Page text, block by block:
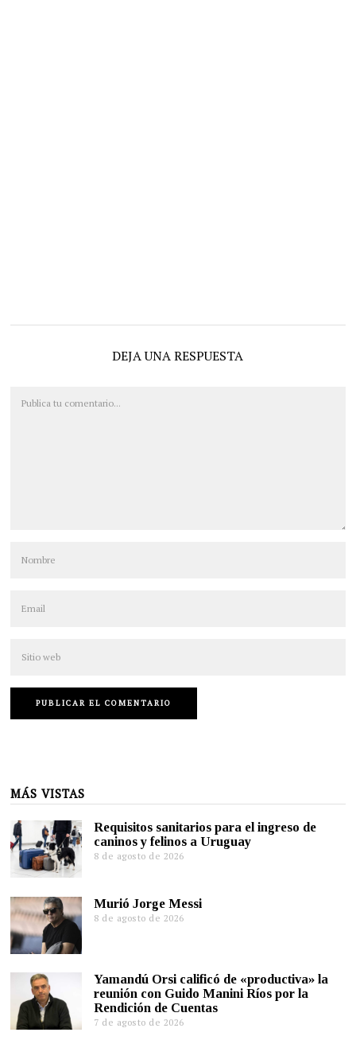
DEJA UNA RESPUESTA
MÁS VISTAS
Requisitos sanitarios para el ingreso de
caninos y felinos a Uruguay
8 de agosto de 2026
Murió Jorge Messi
8 de agosto de 2026
Yamandú Orsi calificó de «productiva» la
reunión con Guido Manini Ríos por la
Rendición de Cuentas
7 de agosto de 2026